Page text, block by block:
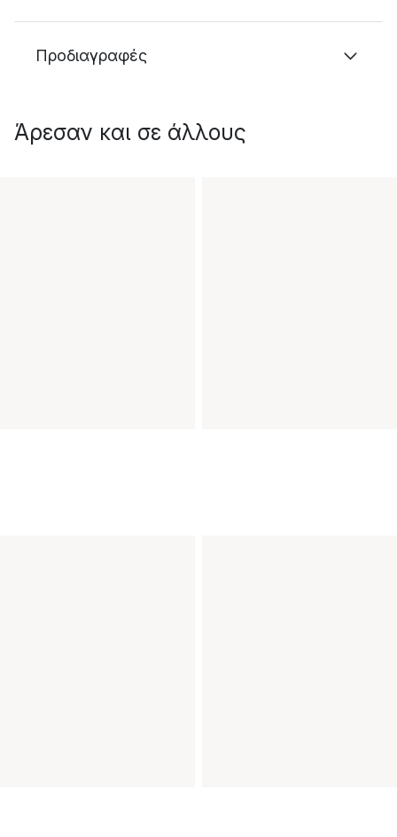
Προδιαγραφές
Άρεσαν και σε άλλους